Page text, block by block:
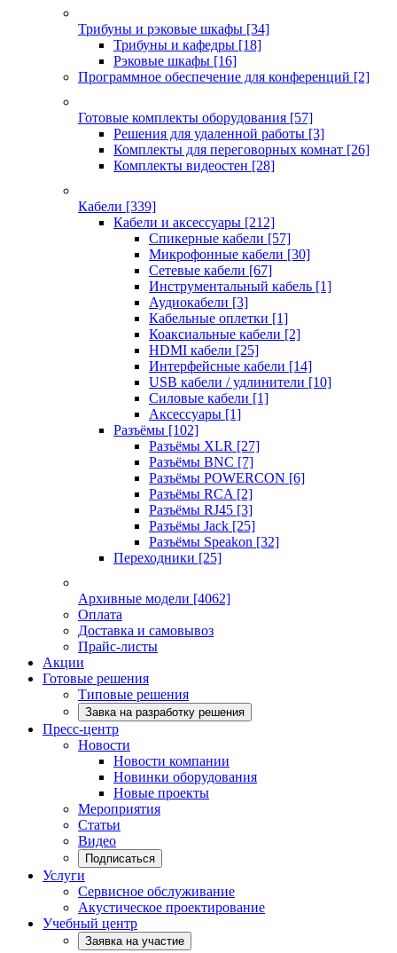
Трибуны и рэковые шкафы [34]
Трибуны и кафедры [18]
Рэковые шкафы [16]
Программное обеспечение для конференций [2]
Готовые комплекты оборудования [57]
Решения для удаленной работы [3]
Комплекты для переговорных комнат [26]
Комплекты видеостен [28]
Кабели [339]
Кабели и аксессуары [212]
Спикерные кабели [57]
Микрофонные кабели [30]
Сетевые кабели [67]
Инструментальный кабель [1]
Аудиокабели [3]
Кабельные оплетки [1]
Коаксиальные кабели [2]
HDMI кабели [25]
Интерфейсные кабели [14]
USB кабели / удлинители [10]
Силовые кабели [1]
Аксессуары [1]
Разъёмы [102]
Разъёмы XLR [27]
Разъёмы BNC [7]
Разъёмы POWERCON [6]
Разъёмы RCA [2]
Разъёмы RJ45 [3]
Разъёмы Jack [25]
Разъёмы Speakon [32]
Переходники [25]
Архивные модели [4062]
Оплата
Доставка и самовывоз
Прайс-листы
Акции
Готовые решения
Типовые решения
Завка на разработку решения
Пресс-центр
Новости
Новости компании
Новинки оборудования
Новые проекты
Мероприятия
Статьи
Видео
Подписаться
Услуги
Сервисное обслуживание
Акустическое проектирование
Учебный центр
Заявка на участие